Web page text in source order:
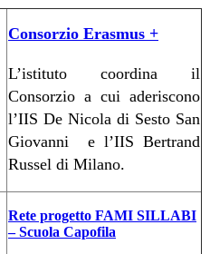
Consorzio Erasmus +
L’istituto coordina il
Consorzio a cui aderiscono
l’IIS De Nicola di Sesto San
Giovanni
e l’IIS Bertrand
Russel di Milano.
Rete progetto FAMI SILLABI
– Scuola Capofila